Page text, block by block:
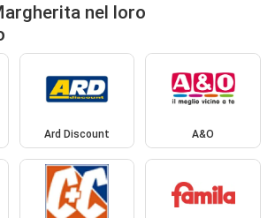
nel loro
Ard Discount A&O